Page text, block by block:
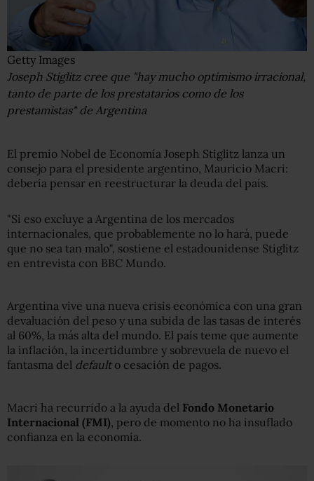
Getty Images
Joseph Stiglitz cree que "hay mucho optimismo irracional,
tanto de parte de los prestatarios como de los
prestamistas" de Argentina
El premio Nobel de Economía Joseph Stiglitz lanza un
consejo para el presidente argentino, Mauricio Macri:
debería pensar en reestructurar la deuda del país.
"Si eso excluye a Argentina de los mercados
internacionales, que probablemente no lo hará, puede
que no sea tan malo", sostiene el estadounidense Stiglitz
en entrevista con BBC Mundo.
Argentina vive una nueva crisis económica con una gran
devaluación del peso y una subida de las tasas de interés
al 60%, la más alta del mundo. El país teme que aumente
la inflación, la incertidumbre y sobrevuela de nuevo el
fantasma del defaulto cesación de pagos.
Macri ha recurrido a la ayuda del Fondo Monetario
Internacional (FMI) , pero de momento no ha insuflado
confianza en la economía.